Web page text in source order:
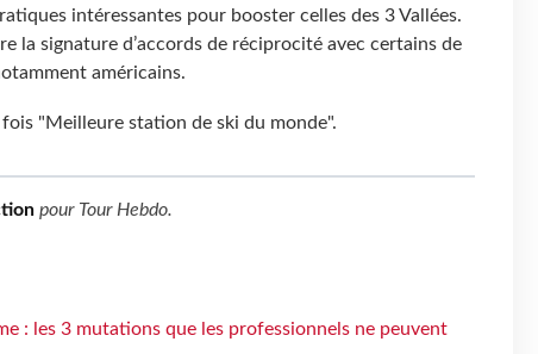
intéressantes pour booster celles des 3 Vallées.
la signature d’accords de réciprocité avec certains de
américains.
"Meilleure station de ski du monde".
pour Tour Hebdo.
: les 3 mutations que les professionnels ne peuvent